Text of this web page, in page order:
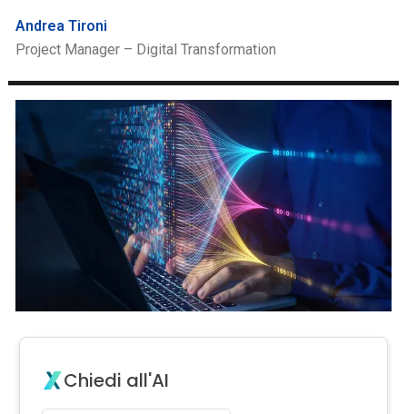
Andrea Tironi
Project Manager – Digital Transformation
Chiedi all'AI